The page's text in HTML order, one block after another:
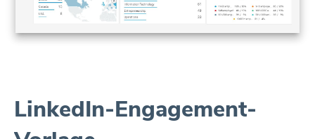
LinkedIn-Engagement-